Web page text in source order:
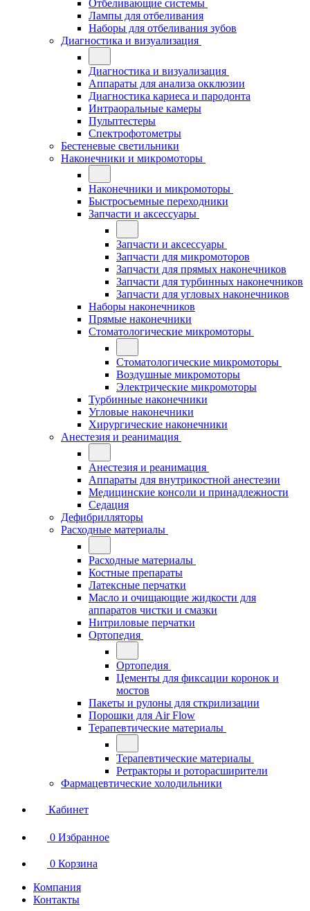
Отбеливающие системы
Лампы для отбеливания
Наборы для отбеливания зубов
Диагностика и визуализация
Диагностика и визуализация
Аппараты для анализа окклюзии
Диагностика кариеса и пародонта
Интраоральные камеры
Пульптестеры
Спектрофотометры
Бестеневые светильники
Наконечники и микромоторы
Наконечники и микромоторы
Быстросъемные переходники
Запчасти и аксессуары
Запчасти и аксессуары
Запчасти для микромоторов
Запчасти для прямых наконечников
Запчасти для турбинных наконечников
Запчасти для угловых наконечников
Наборы наконечников
Прямые наконечники
Стоматологические микромоторы
Стоматологические микромоторы
Воздушные микромоторы
Электрические микромоторы
Турбинные наконечники
Угловые наконечники
Хирургические наконечники
Анестезия и реанимация
Анестезия и реанимация
Аппараты для внутрикостной анестезии
Медицинские консоли и принадлежности
Седация
Дефибрилляторы
Расходные материалы
Расходные материалы
Костные препараты
Латексные перчатки
Масло и очищающие жидкости для
аппаратов чистки и смазки
Нитриловые перчатки
Ортопедия
Ортопедия
Цементы для фиксации коронок и
мостов
Пакеты и рулоны для сткрилизации
Порошки для Air Flow
Терапевтические материалы
Терапевтические материалы
Ретракторы и роторасширители
Фармацевтические холодильники
Кабинет
0 Избранное
0 Корзина
Компания
Контакты